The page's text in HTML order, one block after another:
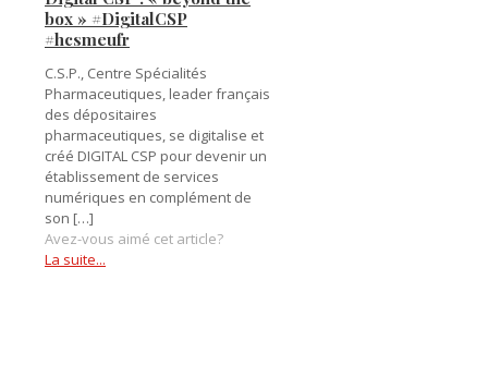
box » #DigitalCSP
#hcsmeufr
C.S.P., Centre Spécialités
Pharmaceutiques, leader français
des dépositaires
pharmaceutiques, se digitalise et
créé DIGITAL CSP pour devenir un
établissement de services
numériques en complément de
son […]
Avez-vous aimé cet article?
La suite...